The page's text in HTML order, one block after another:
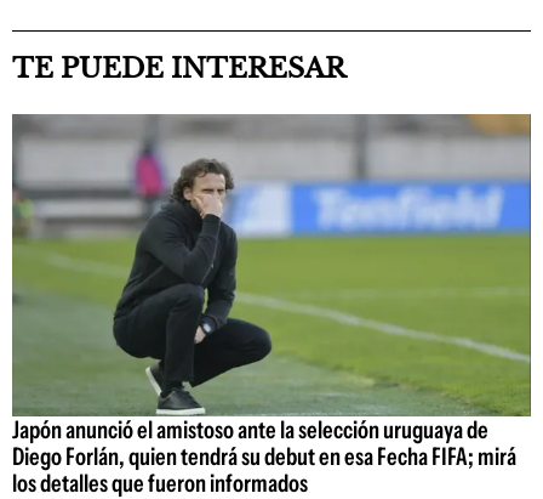
TE PUEDE INTERESAR
Japón anunció el amistoso ante la selección uruguaya de
Diego Forlán, quien tendrá su debut en esa Fecha FIFA; mirá
los detalles que fueron informados